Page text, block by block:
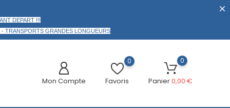
DEPART !!!
- TRANSPORTS GRANDES LONGUEURS
Mon Compte
0
Favoris
0
Panier0,00 €